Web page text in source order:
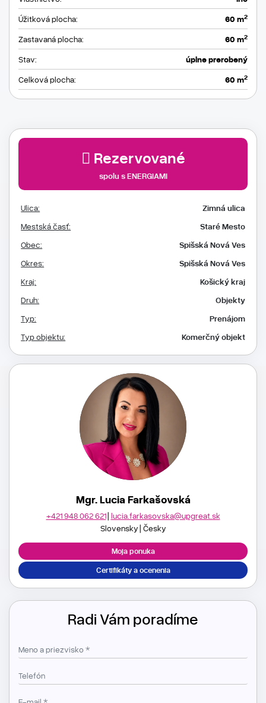
Úžitková plocha:
60 m2
Zastavaná plocha: 60 m2
Stav:
úplne prerobený
Celková plocha:
60 m2
Rezervované
spolu s ENERGIAMI
Ulica:
Zimná ulica
Mestská časť:
Staré Mesto
Obec:
Spišská Nová Ves
Okres:
Spišská Nová Ves
Kraj:
Košický kraj
Druh:
Objekty
Typ:
Prenájom
Typ objektu:
Komerčný objekt
Mgr. Lucia Farkašovská
+421 948 062 621 lucia.farkasovska@upgreat.sk
Slovensky Česky
Moja ponuka
Certifikáty a ocenenia
Radi Vám poradíme